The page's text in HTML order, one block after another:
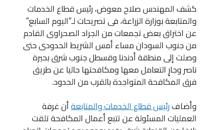
كشف المهندس صلاح معوض، رئيس قطاع الخدمات
والمتابعة بوزارة الزراعة، فى تصريحات لـ”اليوم السابع”
عن اختراق بعض تجمعات من الجراد الصحراوى القادم
من جنوب السودان مساء أمس الشريط الحدودى حتى
وصلت إلى منطقة أدندنا وقسطل جنوب شرق بحيرة
ناصر وجارٍ التعامل معها ومكافحتها حاليا عن طريق
فرق المكافحة المتواجدة بالقرب من الحدود.
وأضافرئيس قطاع الخدمات والمتابعةأن غرفة
العمليات المسئولة عن تتبع أعمال المكافحة تلقت